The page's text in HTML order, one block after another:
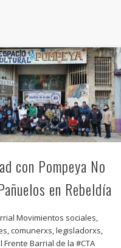
con Pompeya No
en Rebeldía
Movimientos sociales,
comunerxs, legisladorxs,
Frente Barrial de la #CTA